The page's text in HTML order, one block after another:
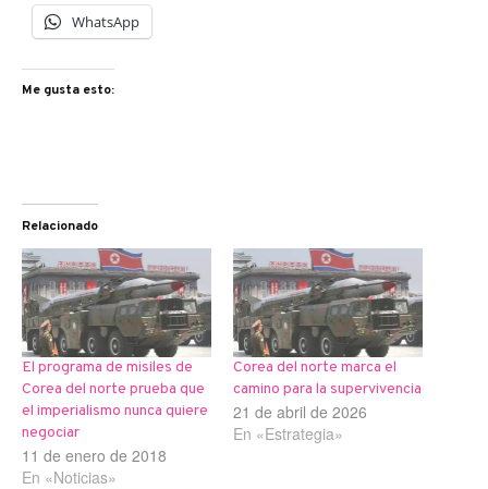
WhatsApp
Me gusta esto:
Relacionado
El programa de misiles de
Corea del norte prueba que
el imperialismo nunca quiere
negociar
11 de enero de 2018
En «Noticias»
Corea del norte marca el
camino para la supervivencia
21 de abril de 2026
En «Estrategia»